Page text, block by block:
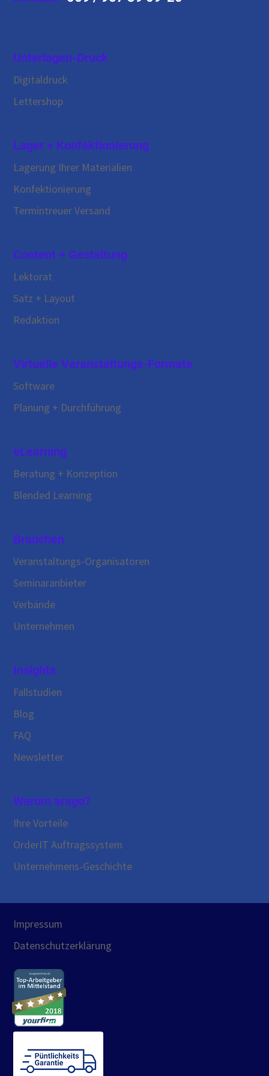
ein Erfahrungsbericht
Warum arago?
Ihre Vorteile
OrderIT Auftragssystem
Unternehmens-Geschichte
Insights
Fallstudien
Blog
FAQ
Newsletter
Branchen
Verbände
Seminaranbieter
Veranstaltungs-Organisatoren
Unternehmen
eLearning
Beratung + Konzeption
Blended Learning
Virtuelle Veranstaltungs-Formate
Software
Planung + Durchführung
Content + Gestaltung
Lektorat
Satz + Layout
Redaktion
Lager + Konfektionierung
Lagerung Ihrer Materialien
Konfektionierung
Termintreuer Versand
Unterlagen-Druck
Digitaldruck
Lettershop
Impressum
Datenschutzerklärung